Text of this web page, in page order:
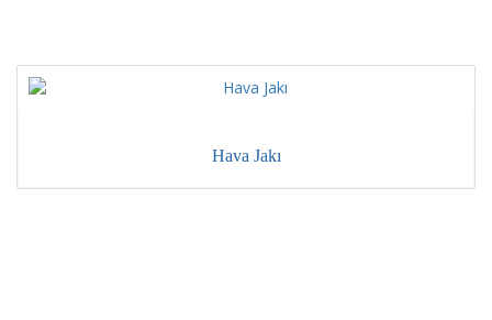
Hava Jakı